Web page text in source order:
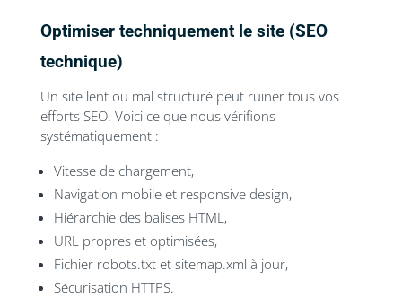
Optimiser techniquement le site (SEO
technique)
Un site lent ou mal structuré peut ruiner tous vos
efforts SEO. Voici ce que nous vérifions
systématiquement :
Vitesse de chargement,
Navigation mobile et responsive design,
Hiérarchie des balises HTML,
URL propres et optimisées,
Fichier robots.txt et sitemap.xml à jour,
Sécurisation HTTPS.